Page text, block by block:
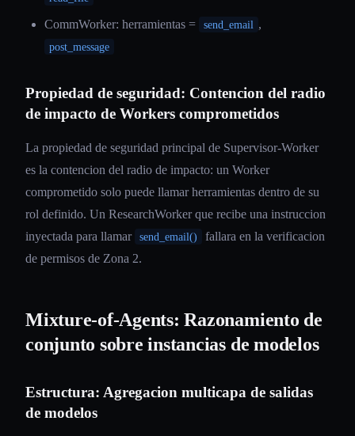
CommWorker: herramientas = send_email ,
post_message
Propiedad de seguridad: Contencion del radio
de impacto de Workers comprometidos
La propiedad de seguridad principal de Supervisor-Worker
es la contencion del radio de impacto: un Worker
comprometido solo puede llamar herramientas dentro de su
rol definido. Un ResearchWorker que recibe una instruccion
inyectada para llamar send_email()
fallara en la verificacion
de permisos de Zona 2.
Mixture-of-Agents: Razonamiento de
conjunto sobre instancias de modelos
Estructura: Agregacion multicapa de salidas
de modelos